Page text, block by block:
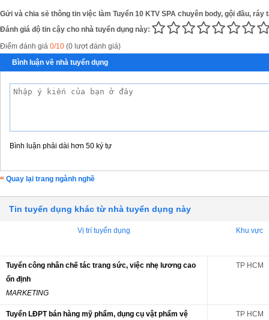
Gửi và chia sẻ thông tin việc làm Tuyển 10 KTV SPA chuyên body, gội đầu, ráy
Đánh giá độ tin cậy cho nhà tuyển dụng này:
Điểm đánh giá 0/10 (0 lượt đánh giá)
Bình luận về nhà tuyển dụng
Bình luận phải dài hơn 50 ký tự
Quay lại trang ngành nghề
Tin tuyển dụng khác từ nhà tuyển dụng này
Vị trí tuyển dụng Khu vực
Tuyển công nhân chế tác trang sức, việc nhẹ lương cao
ổn định
MARKETING
TP HCM
Tuyển LĐPT bán hàng mỹ phẩm, dụng cụ vật phẩm vệ
TP HCM